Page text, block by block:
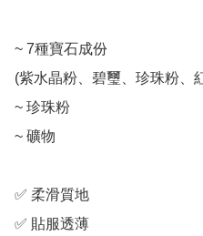
~ 7種寶石成份
(紫水晶粉、碧璽、珍珠粉、
~ 珍珠粉
~ 礦物
✅ 柔滑質地
✅ 貼服透薄